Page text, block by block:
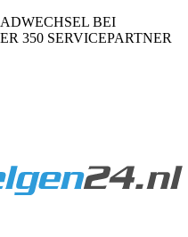
BEI
350 SERVICEPARTNER